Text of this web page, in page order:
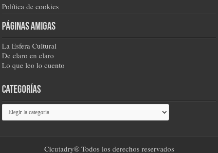
Política de cookies
Páginas amigas
La Esfera Cultural
De claro en claro
Lo que leo lo cuento
Categorías
Categorías
Cicutadry® Todos los derechos reservados